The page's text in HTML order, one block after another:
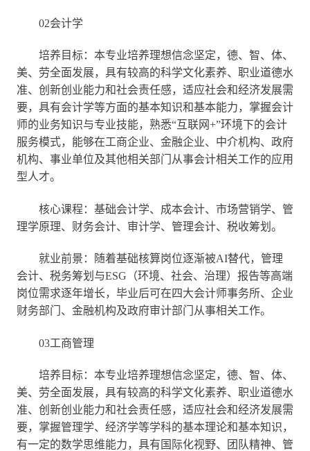
02会计学
培养目标：本专业培养理想信念坚定，德、智、体、
美、劳全面发展，具有较高的科学文化素养、职业道德水
准、创新创业能力和社会责任感，适应社会和经济发展需
要，具有会计学等方面的基本知识和基本能力，掌握会计
师的业务知识与专业技能，熟悉“互联网+”环境下的会计
服务模式，能够在工商企业、金融企业、中介机构、政府
机构、事业单位及其他相关部门从事会计相关工作的应用
型人才。
核心课程：基础会计学、成本会计、市场营销学、管
理学原理、财务会计、审计学、管理会计、税收筹划。
就业前景：随着基础核算岗位逐渐被AI替代，管理
会计、税务筹划与ESG（环境、社会、治理）报告等高端
岗位需求逐年增长，毕业后可在四大会计师事务所、企业
财务部门、金融机构及政府审计部门从事相关工作。
03工商管理
培养目标：本专业培养理想信念坚定，德、智、体、
美、劳全面发展，具有较高的科学文化素养、职业道德水
准、创新创业能力和社会责任感，适应社会和经济发展需
要，掌握管理学、经济学等学科的基本理论和基本知识，
有一定的数学思维能力，具有国际化视野、团队精神、管